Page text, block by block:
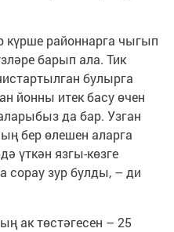
күрше районнарга чыгып
барып ала. Тик
булырга
йонны итек басу өчен
да бар. Узган
бер өлешен аларга
үткән язгы-көзге
сорау зур булды, – ди
ак төстәгесен – 25